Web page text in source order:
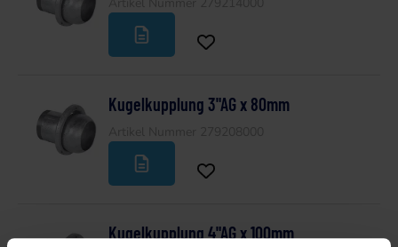
Kugelkupplung 3"AG x 80mm
Kugelkupplung 4"AG x 100mm